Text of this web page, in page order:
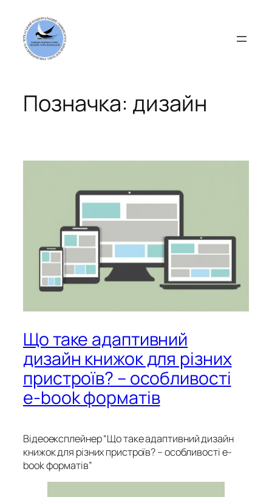
вмісту
Позначка: дизайн
Що таке адаптивний
дизайн книжок для різних
пристроїв? – особливості
e-book форматів
Відеоексплейнер “Що таке адаптивний дизайн
книжок для різних пристроїв? – особливості e-
book форматів”